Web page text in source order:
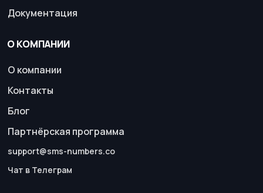
Документация
О КОМПАНИИ
О компании
Контакты
Блог
Партнёрская программа
support@sms-numbers.co
Чат в Телеграм